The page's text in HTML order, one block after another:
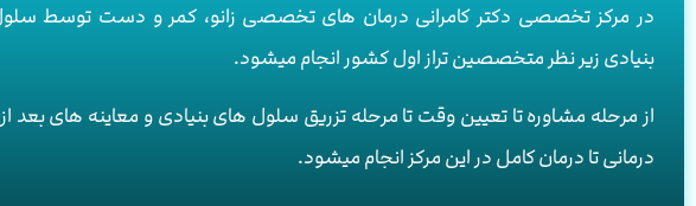
در مرکز تخصصی دکتر کامرانی درمان های تخصصی زانو، کمر و دست توسط
بنیادی زیر نظر متخصصین تراز اول کشور انجام میشود.
از مرحله مشاوره تا تعیین وقت تا مرحله تزریق سلول های بنیادی و معاینه های بعد
درمانی تا درمان کامل در این مرکز انجام میشود.